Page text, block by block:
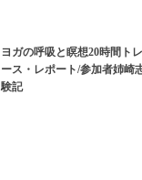
ヨガの呼吸と瞑想20時間ト
ース・レポート/参加者姉崎
験記